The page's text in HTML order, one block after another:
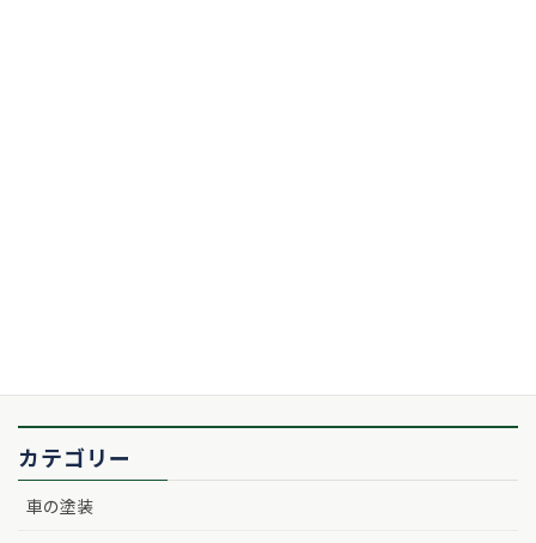
カテゴリー
車の塗装